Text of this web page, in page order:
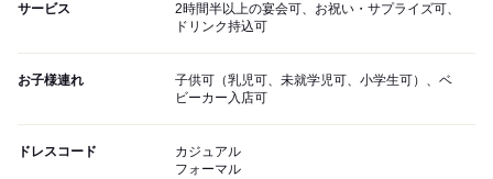
サービス
2時間半以上の宴会可、お祝い・サプライズ可、
ドリンク持込可
お子様連れ
子供可（乳児可、未就学児可、小学生可）、ベ
ビーカー入店可
ドレスコード
カジュアル
フォーマル